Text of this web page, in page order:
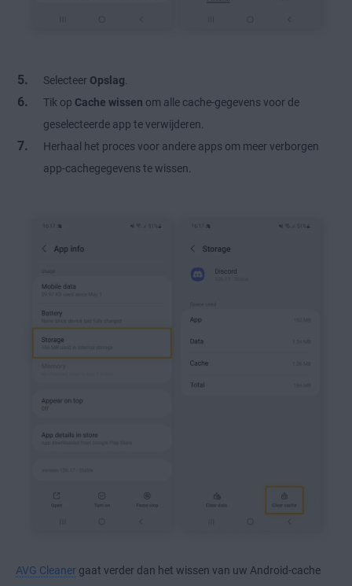
Selecteer Opslag.
Tik op Cache wissen om alle cache-gegevens voor de
geselecteerde app te verwijderen.
Herhaal het proces voor andere apps om meer verborgen
app-cachegegevens te wissen.
AVG Cleaner gaat verder dan het wissen van uw Android-cache